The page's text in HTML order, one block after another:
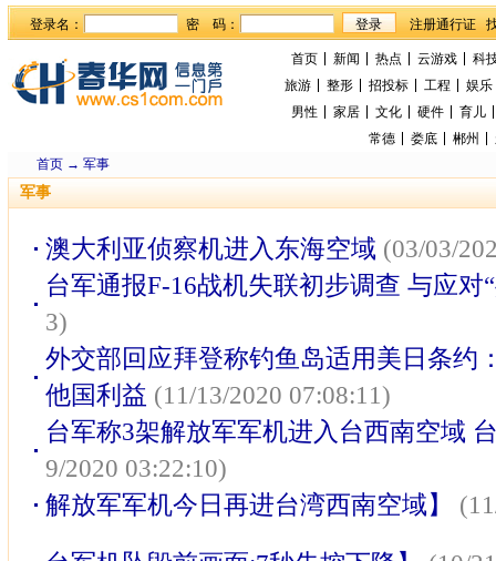
登录名： 密 码：
首页 新闻 热点 云游戏
科
旅游
整形 招投标 工程
娱乐
男性
家居 文化 硬件
育儿
常德
娄底 郴州
首页→ 军事
军事
澳大利亚侦察机进入东海空域 (03/03/
台军通报F-16战机失联初步调查 与应对
3)
外交部回应拜登称钓鱼岛适用美日条约
他国利益 (11/13/2020 07:08:11)
台军称3架解放军军机进入台西南空域
9/2020 03:22:10)
解放军军机今日再进台湾西南空域】